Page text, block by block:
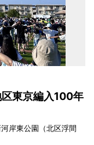
東京編入100年
岸東公園（北区浮間